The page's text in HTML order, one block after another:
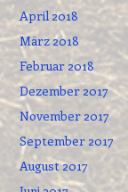
April 2018
März 2018
Februar 2018
Dezember 2017
November 2017
September 2017
August 2017